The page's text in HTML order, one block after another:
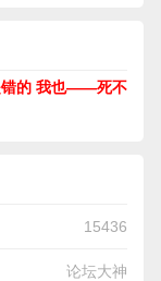
错的 我也——死不
15436
论坛大神